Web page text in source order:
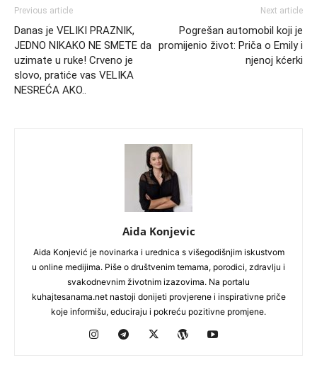
Previous article
Danas je VELIKI PRAZNIK,
JEDNO NIKAKO NE SMETE da
uzimate u ruke! Crveno je
slovo, pratiće vas VELIKA
NESREĆA AKO..
Next article
Pogrešan automobil koji je
promijenio život: Priča o Emily i
njenoj kćerki
Aida Konjevic
Aida Konjević je novinarka i urednica s višegodišnjim iskustvom
u online medijima. Piše o društvenim temama, porodici, zdravlju i
svakodnevnim životnim izazovima. Na portalu
kuhajtesanama.net nastoji donijeti provjerene i inspirativne priče
koje informišu, educiraju i pokreću pozitivne promjene.